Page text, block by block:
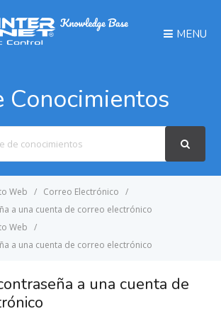
MENU
Conocimientos
Web
Correo Electrónico
a una cuenta de correo electrónico
Web
a una cuenta de correo electrónico
a una cuenta de